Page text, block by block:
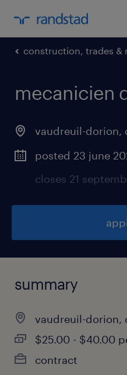
construction, trades &
mecanicien
vaudreuil-dorion,
posted 23 june
closes 21
summary
vaudreuil-dorion,
$25.00 - $40.00
contract